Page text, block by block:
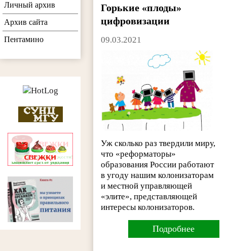
Горькие «плоды»
цифровизации
09.03.2021
Уж сколько раз твердили миру,
что «реформаторы»
образования России работают
в угоду нашим колонизаторам
и местной управляющей
«элите», представляющей
интересы колонизаторов.
Подробнее
Личный архив
Архив сайта
Пентамино